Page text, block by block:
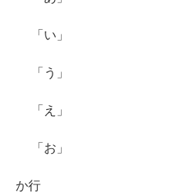
「い」
「う」
「え」
「お」
か行